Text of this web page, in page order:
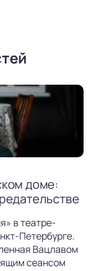
доме:
в театре-
Петербурге.
Вацлавом
сеансом